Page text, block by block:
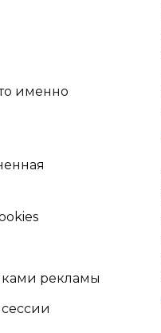
именно
рекламы